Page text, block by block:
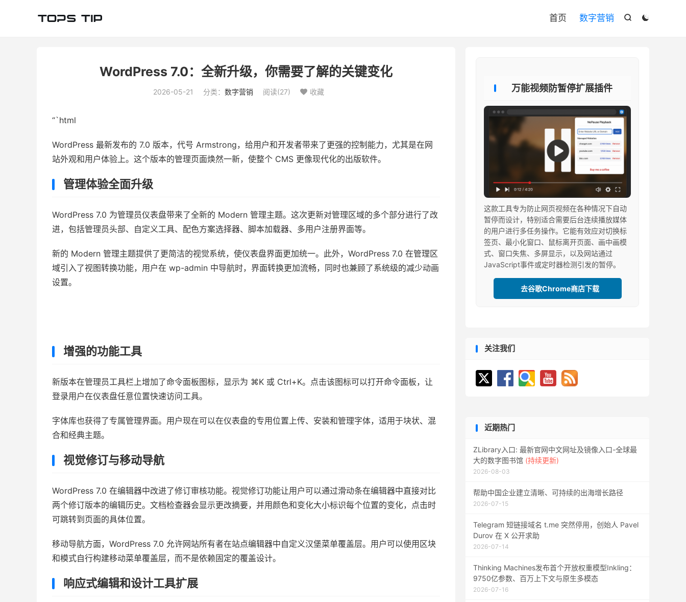


首页 数字营销
WordPress 7.0：全新升级，你需要了解的关键变化
2026-05-21 分类： 数字营销 阅读(27)  收藏
“`html
WordPress 最新发布的 7.0 版本，代号 Armstrong，给用户和开发者带来了更强的控制能力，尤其是在网
站外观和用户体验上。这个版本的管理页面焕然一新，使整个 CMS 更像现代化的出版软件。
管理体验全面升级
WordPress 7.0 为管理员仪表盘带来了全新的 Modern 管理主题。这次更新对管理区域的多个部分进行了改
进，包括管理员头部、自定义工具、配色方案选择器、脚本加载器、多用户注册界面等。
新的 Modern 管理主题提供了更简洁的视觉系统，使仪表盘界面更加统一。此外，WordPress 7.0 在管理区
域引入了视图转换功能，用户在 wp-admin 中导航时，界面转换更加流畅，同时也兼顾了系统级的减少动画
设置。
增强的功能工具
新版本在管理员工具栏上增加了命令面板图标，显示为 ⌘K 或 Ctrl+K。点击该图标可以打开命令面板，让
登录用户在仪表盘任意位置快速访问工具。
字体库也获得了专属管理界面。用户现在可以在仪表盘的专用位置上传、安装和管理字体，适用于块状、混
合和经典主题。
视觉修订与移动导航
WordPress 7.0 在编辑器中改进了修订审核功能。视觉修订功能让用户可以通过滑动条在编辑器中直接对比
两个修订版本的编辑历史。文档检查器会显示更改摘要，并用颜色和变化大小标识每个位置的变化，点击时
可跳转到页面的具体位置。
移动导航方面，WordPress 7.0 允许网站所有者在站点编辑器中自定义汉堡菜单覆盖层。用户可以使用区块
和模式自行构建移动菜单覆盖层，而不是依赖固定的覆盖设计。
响应式编辑和设计工具扩展
万能视频防暂停扩展插件
这款工具专为防止网页视频在各种情况下自动
暂停而设计，特别适合需要后台连续播放媒体
的用户进行多任务操作。它能有效应对切换标
签页、最小化窗口、鼠标离开页面、画中画模
式、窗口失焦、多屏显示，以及网站通过
JavaScript事件或定时器检测引发的暂停。
去谷歌Chrome商店下载
关注我们
近期热门
ZLibrary入口: 最新官网中文网址及镜像入口-全球最
大的数字图书馆 (持续更新)
2026-08-03
帮助中国企业建立清晰、可持续的出海增长路径
2026-07-15
Telegram 短链接域名 t.me 突然停用，创始人 Pavel
Durov 在 X 公开求助
2026-07-14
Thinking Machines发布首个开放权重模型Inkling：
9750亿参数、百万上下文与原生多模态
2026-07-16